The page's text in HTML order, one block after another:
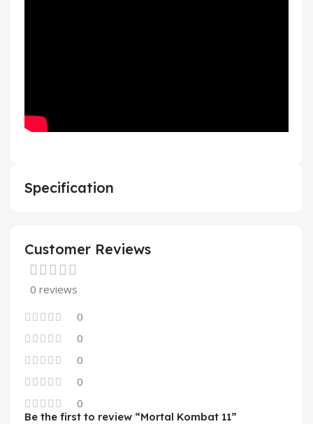
Specification
Customer Reviews
0 reviews
0
0
0
0
0
Be the first to review “Mortal Kombat 11”